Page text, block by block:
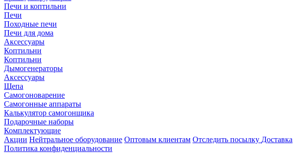
Печи и коптильни
Печи
Походные печи
Печи для дома
Аксессуары
Коптильни
Коптильни
Дымогенераторы
Аксессуары
Щепа
Самогоноварение
Самогонные аппараты
Калькулятор самогонщика
Подарочные наборы
Комплектующие
Акции Нейтральное оборудование Оптовым клиентам Отследить посылку Доставка
Политика конфиденциальности